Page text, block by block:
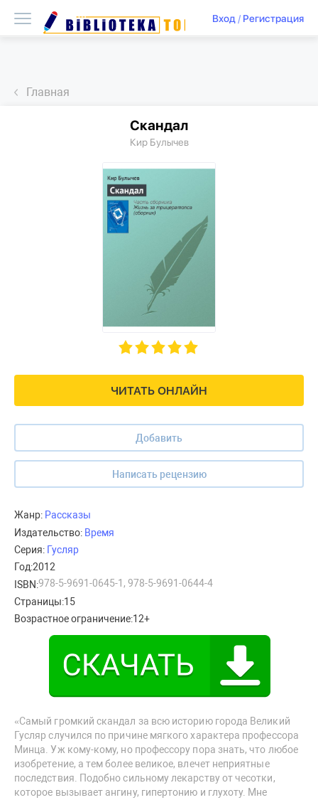
Вход/ Регистрация
Главная
ЧИТАТЬ ОНЛАЙН
Добавить
Написать рецензию
Скандал
Кир Булычев
Жанр: Рассказы
Издательство: Время
Серия: Гусляр
Год:2012
ISBN:978-5-9691-0645-1, 978-5-9691-0644-4
Страницы:15
Возрастное ограничение:12+
«Самый громкий скандал за всю историю города Великий
Гусляр случился по причине мягкого характера профессора
Минца. Уж кому-кому, но профессору пора знать, что любое
изобретение, а тем более великое, влечет неприятные
последствия. Подобно сильному лекарству от чесотки,
которое вызывает ангину, гипертонию и глухоту. Мне